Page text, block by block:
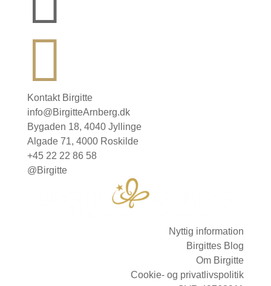

Kontakt Birgitte
info@BirgitteArnberg.dk
Bygaden 18, 4040 Jyllinge
Algade 71, 4000 Roskilde
+45 22 22 86 58
@Birgitte
Nyttig information
Birgittes Blog
Om Birgitte
Cookie- og privatlivspolitik